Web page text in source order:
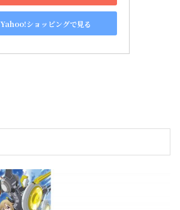
Yahoo!ショッピングで見る